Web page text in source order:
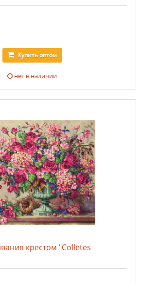
Купитьоптом
нет в наличии
крестом "Colletes